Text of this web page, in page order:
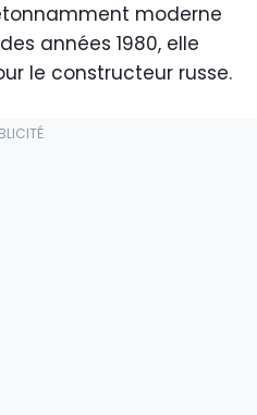
moderne
années 1980, elle
le constructeur russe.